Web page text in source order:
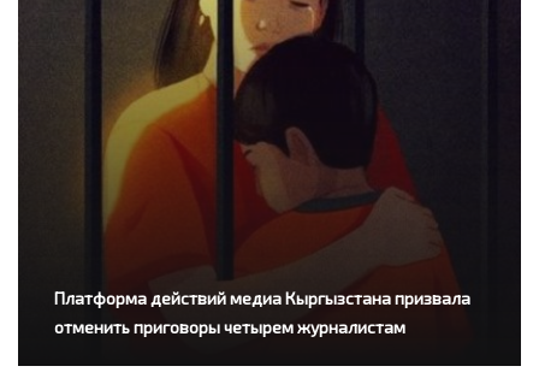
Платформа действий медиа Кыргызстана призвала
отменить приговоры четырем журналистам